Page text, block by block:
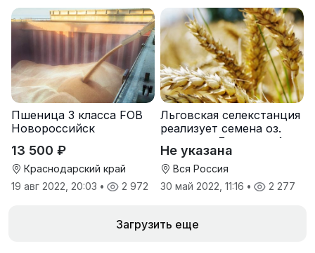
Пшеница 3 класса FOB
Новороссийск
13 500 ₽
Краснодарский край
19 авг 2022, 20:03 • 2 972
Льговская селекстанция
реализует семена оз.
пшеницы Льговская4 и
Льговская8
Не указана
Вся Россия
30 май 2022, 11:16 • 2 277
Загрузить еще